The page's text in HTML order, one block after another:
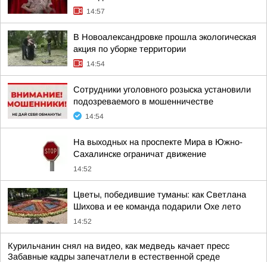
14:57
В Новоалександровке прошла экологическая
акция по уборке территории
14:54
Сотрудники уголовного розыска установили
подозреваемого в мошенничестве
14:54
На выходных на проспекте Мира в Южно-
Сахалинске ограничат движение
14:52
Цветы, победившие туманы: как Светлана
Шихова и ее команда подарили Охе лето
14:52
Курильчанин снял на видео, как медведь качает пресс
Забавные кадры запечатлели в естественной среде